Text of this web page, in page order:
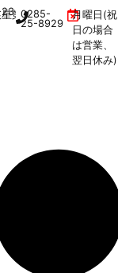
第3ビル 1F
0285-
25-8929
月曜日(祝
日の場合
は営業、
翌日休み)